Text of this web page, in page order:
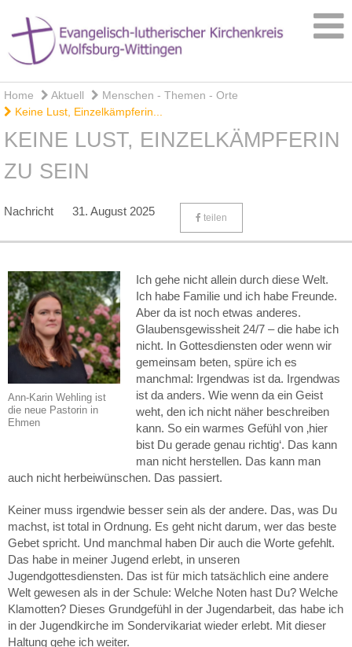
Home Aktuell
Menschen - Themen - Orte
Keine Lust, Einzelkämpferin...
KEINE LUST, EINZELKÄMPFERIN
ZU SEIN
Nachricht 31. August 2025 teilen
Ann-Karin Wehling ist
die neue Pastorin in
Ehmen
Ich gehe nicht allein durch diese Welt.
Ich habe Familie und ich habe Freunde.
Aber da ist noch etwas anderes.
Glaubensgewissheit 24/7 – die habe ich
nicht. In Gottesdiensten oder wenn wir
gemeinsam beten, spüre ich es
manchmal: Irgendwas ist da. Irgendwas
ist da anders. Wie wenn da ein Geist
weht, den ich nicht näher beschreiben
kann. So ein warmes Gefühl von ‚hier
bist Du gerade genau richtig‘. Das kann
man nicht herstellen. Das kann man
auch nicht herbeiwünschen. Das passiert.
Keiner muss irgendwie besser sein als der andere. Das, was Du
machst, ist total in Ordnung. Es geht nicht darum, wer das beste
Gebet spricht. Und manchmal haben Dir auch die Worte gefehlt.
Das habe in meiner Jugend erlebt, in unseren
Jugendgottesdiensten. Das ist für mich tatsächlich eine andere
Welt gewesen als in der Schule: Welche Noten hast Du? Welche
Klamotten? Dieses Grundgefühl in der Jugendarbeit, das habe ich
in der Jugendkirche im Sondervikariat wieder erlebt. Mit dieser
Haltung gehe ich weiter.